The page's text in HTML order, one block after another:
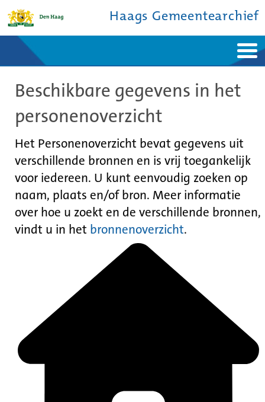
Haags Gemeentearchief
Ontdek de stad
De studiezaal
Bronnen en collecties
Contact
Beschikbare gegevens in het
personenoverzicht
Het Personenoverzicht bevat gegevens uit
verschillende bronnen en is vrij toegankelijk
voor iedereen. U kunt eenvoudig zoeken op
naam, plaats en/of bron. Meer informatie
over hoe u zoekt en de verschillende bronnen,
vindt u in het bronnenoverzicht.